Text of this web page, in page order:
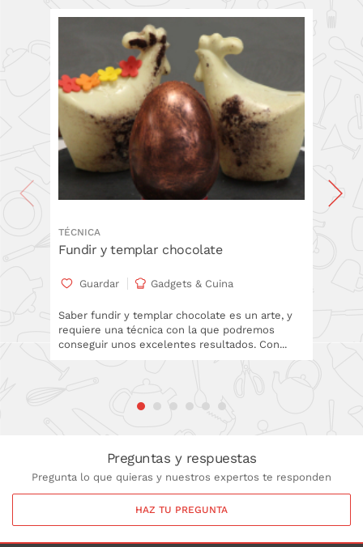
TÉCNICA
Fundir y templar chocolate
Guardar Gadgets & Cuina
Saber fundir y templar chocolate es un arte, y
requiere una técnica con la que podremos
conseguir unos excelentes resultados. Con...
Preguntas y respuestas
Pregunta lo que quieras y nuestros expertos te responden
HAZ TU PREGUNTA